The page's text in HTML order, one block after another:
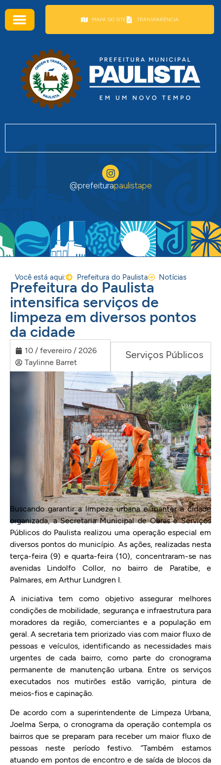
MAPA DO SITE TRANSPARÊNCIA
@prefeiturapaulistape
Você está aqui: Prefeitura do Paulista Notícias
Prefeitura do Paulista
intensifica serviços de
limpeza em diversos pontos
da cidade
10 / fevereiro / 2026
Taylinne Barret
Serviços Públicos
Buscando garantir a limpeza urbana e manter a cidade
organizada, a Secretaria Municipal de Obras e Serviços
Públicos do Paulista realizou uma operação especial em
diversos pontos do município. As ações, realizadas nesta
terça-feira (9) e quarta-feira (10), concentraram-se nas
avenidas Lindolfo Collor, no bairro de Paratibe, e
Palmares, em Arthur Lundgren I.
A iniciativa tem como objetivo assegurar melhores
condições de mobilidade, segurança e infraestrutura para
moradores da região, comerciantes e a população em
geral. A secretaria tem priorizado vias com maior fluxo de
pessoas e veículos, identificando as necessidades mais
urgentes de cada bairro, como parte do cronograma
permanente de manutenção urbana. Entre os serviços
executados nos mutirões estão varrição, pintura de
meios-fios e capinação.
De acordo com a superintendente de Limpeza Urbana,
Joelma Serpa, o cronograma da operação contempla os
bairros que se preparam para receber um maior fluxo de
pessoas neste período festivo. “Também estamos
atuando em pontos de encontro e de saída de blocos da